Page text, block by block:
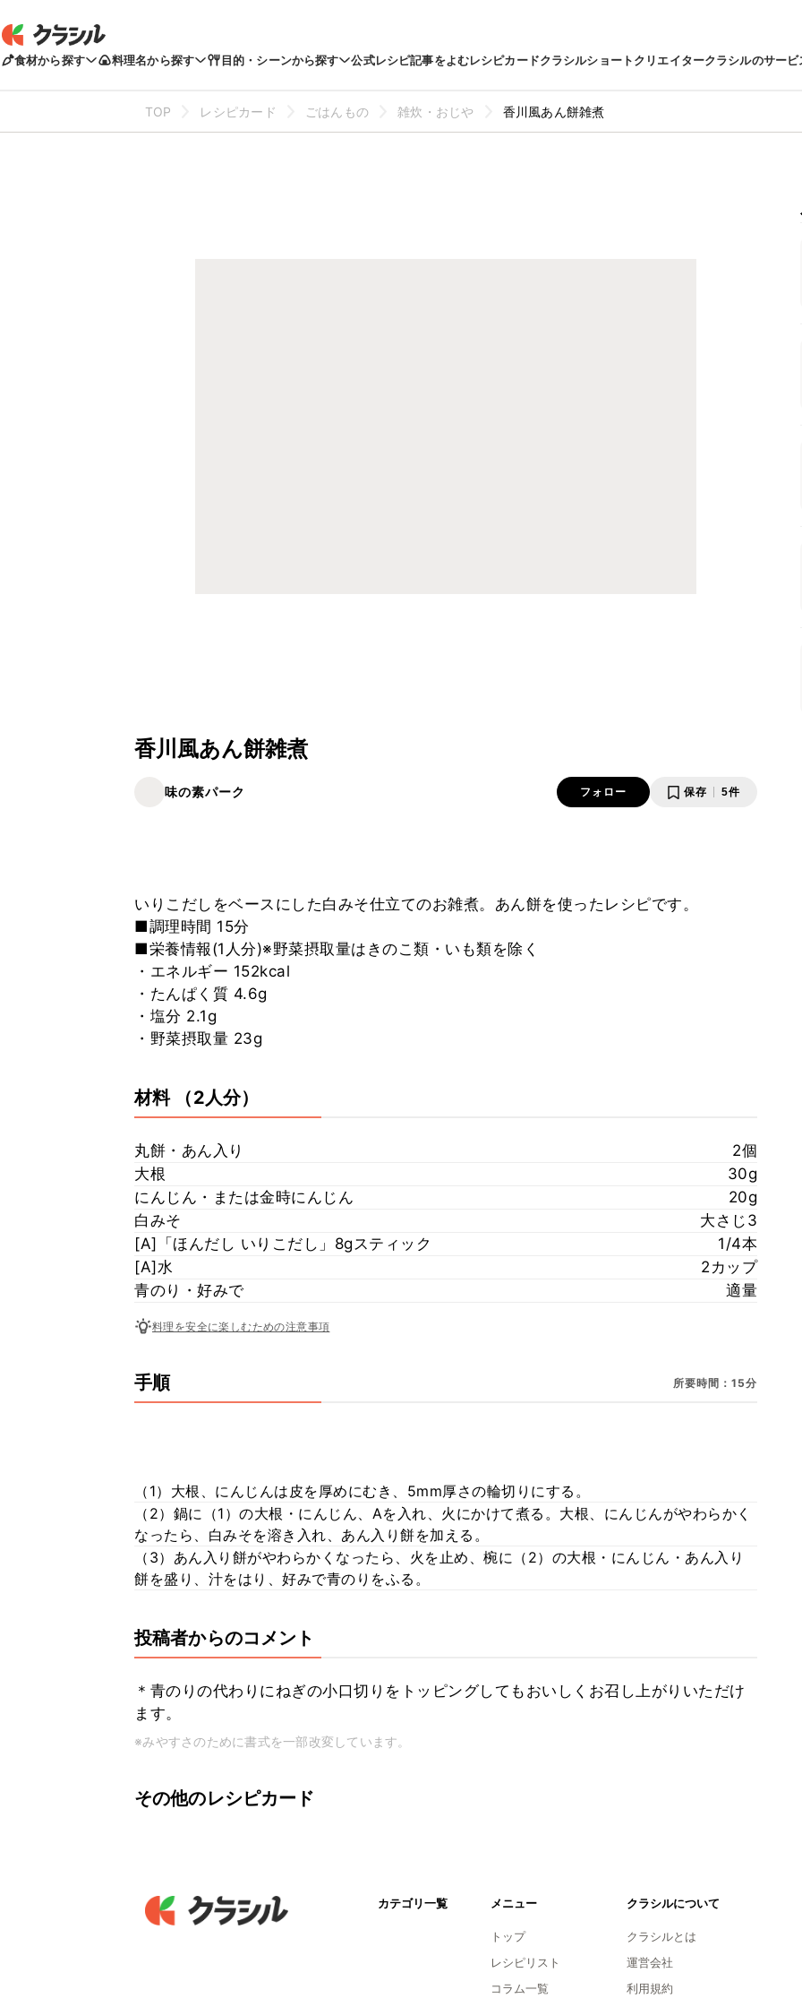
食材から探す 料理名から探す 目的・シーンから探す 公式レシピ記事をよむレシピカードクラシルショートクリエイタークラシルのサービ
TOP レシピカード ごはんもの 雑炊・おじや 香川風あん餅雑煮
香川風あん餅雑煮
味の素パーク フォロー 保存 5件
いりこだしをベースにした白みそ仕立てのお雑煮。あん餅を使ったレシピです。
■調理時間 15分
■栄養情報(1人分)※野菜摂取量はきのこ類・いも類を除く
・エネルギー 152kcal
・たんぱく質 4.6g
・塩分 2.1g
・野菜摂取量 23g
材料 （2人分）
丸餅・あん入り
2個
大根
30g
にんじん・または金時にんじん
20g
白みそ
大さじ3
[A]「ほんだし いりこだし」8gスティック
1/4本
[A]水
2カップ
青のり・好みで
適量
料理を安全に楽しむための注意事項
手順 所要時間：15分
（1）大根、にんじんは皮を厚めにむき、5mm厚さの輪切りにする。
（2）鍋に（1）の大根・にんじん、Aを入れ、火にかけて煮る。大根、にんじんがやわらかく
なったら、白みそを溶き入れ、あん入り餅を加える。
（3）あん入り餅がやわらかくなったら、火を止め、椀に（2）の大根・にんじん・あん入り
餅を盛り、汁をはり、好みで青のりをふる。
投稿者からのコメント
＊青のりの代わりにねぎの小口切りをトッピングしてもおいしくお召し上がりいただけ
ます。
※みやすさのために書式を一部改変しています。
その他のレシピカード
カテゴリ一覧 メニュー
トップ
レシピリスト
コラム一覧
クラシルについて
クラシルとは
運営会社
利用規約